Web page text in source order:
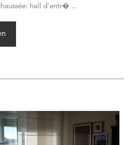
hall d'entr� ...